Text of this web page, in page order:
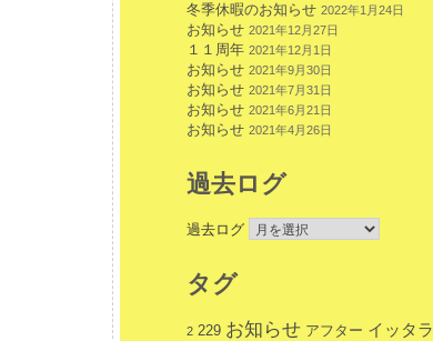
冬季休暇のお知らせ 2022年1月24日
お知らせ 2021年12月27日
１１周年 2021年12月1日
お知らせ 2021年9月30日
お知らせ 2021年7月31日
お知らせ 2021年6月21日
お知らせ 2021年4月26日
過去ログ
過去ログ
タグ
2 229 お知らせ アフター イッタラ